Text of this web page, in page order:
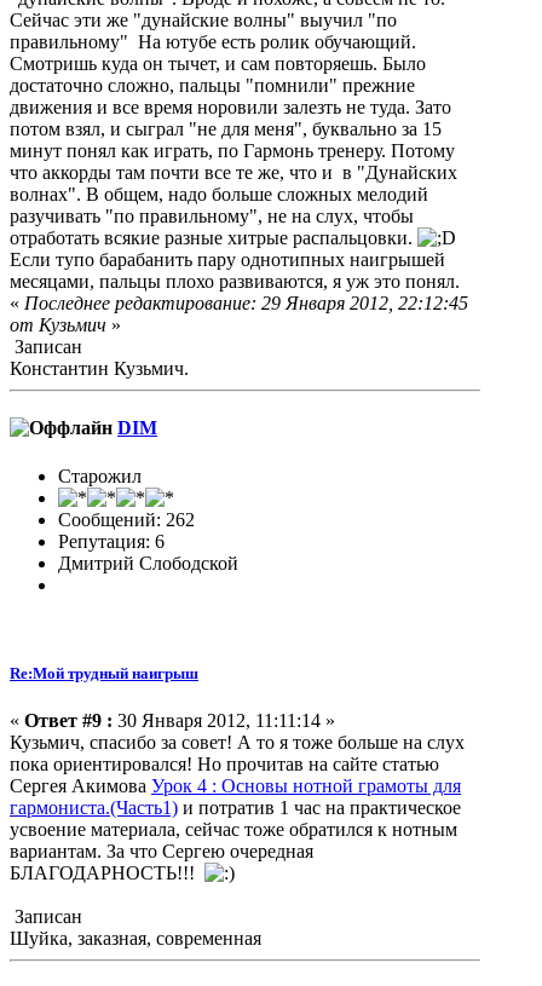
Сейчас эти же "дунайские волны" выучил "по
правильному" На ютубе есть ролик обучающий.
Смотришь куда он тычет, и сам повторяешь. Было
достаточно сложно, пальцы "помнили" прежние
движения и все время норовили залезть не туда. Зато
потом взял, и сыграл "не для меня", буквально за 15
минут понял как играть, по Гармонь тренеру. Потому
что аккорды там почти все те же, что и в "Дунайских
волнах". В общем, надо больше сложных мелодий
разучивать "по правильному", не на слух, чтобы
отработать всякие разные хитрые распальцовки.
Если тупо барабанить пару однотипных наигрышей
месяцами, пальцы плохо развиваются, я уж это понял.
« Последнее редактирование: 29 Января 2012, 22:12:45
от Кузьмич »
Записан
Константин Кузьмич.
DIM
Старожил
Сообщений: 262
Репутация: 6
Дмитрий Слободской
Re:Мой трудный наигрыш
« Ответ #9 : 30 Января 2012, 11:11:14 »
Кузьмич, спасибо за совет! А то я тоже больше на слух
пока ориентировался! Но прочитав на сайте статью
Сергея Акимова Урок 4 : Основы нотной грамоты для
гармониста.(Часть1) и потратив 1 час на практическое
усвоение материала, сейчас тоже обратился к нотным
вариантам. За что Сергею очередная
БЛАГОДАРНОСТЬ!!!
Записан
Шуйка, заказная, современная